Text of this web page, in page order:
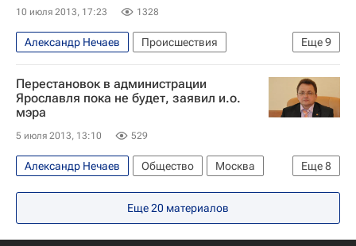
Евгений Урлашов
Россия
10 июля 2013, 17:23 1328
Еще9
Александр Нечаев
Происшествия
Дело мэра Ярославля Урлашова
Ярославль
Европа
Центральный ФО
Ярославская область
Евгений Урлашов
Следственный комитет России (СК РФ)
Россия
Перестановок в администрации
Ярославля пока не будет, заявил и.о.
мэра
5 июля 2013, 13:10 529
Еще8
Александр Нечаев Общество
Москва
Ярославская область
Дело мэра Ярославля Урлашова
Ярославль
Европа
Центральный ФО
Весь мир
Еще20 материалов